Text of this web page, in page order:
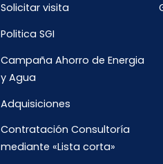
Solicitar visita
Politica SGI
Campaña Ahorro de Energia
y Agua
Adquisiciones
Contratación Consultoría
mediante «Lista corta»